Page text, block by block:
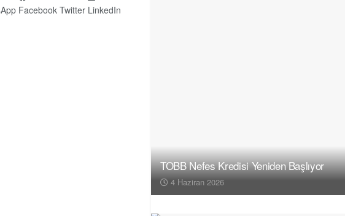
Facebook Twitter LinkedIn
TOBB Nefes Kredisi Yeniden Başlıyor
4 Haziran 2026